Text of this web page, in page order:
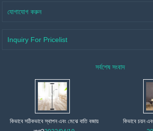
যোগাযোগ করুন
Inquiry For Pricelist
সর্বশেষ সংবাদ
কিভাবে সঠিকভাবে স্থাপন এবং মেঝে বাতি বজায়
কিভাবে চয়ন